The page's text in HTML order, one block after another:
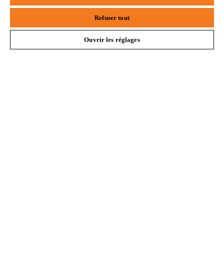
#STIHL
Refuser tout
Ouvrir les réglages